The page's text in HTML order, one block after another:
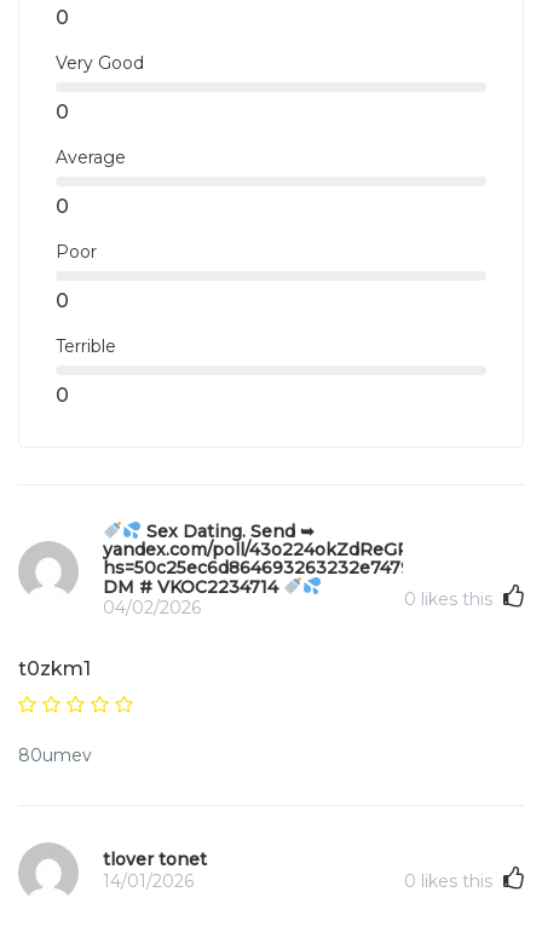
0
Very Good
0
Average
0
Poor
0
Terrible
0
Sex Dating. Send ➥
yandex.com/poll/43o224okZdReGRb1Q8PXXJ?
hs=50c25ec6d864693263232e747970b49f&
DM # VKOC2234714
04/02/2026
0 likes this
t0zkm1
80umev
tlover tonet
14/01/2026
0 likes this